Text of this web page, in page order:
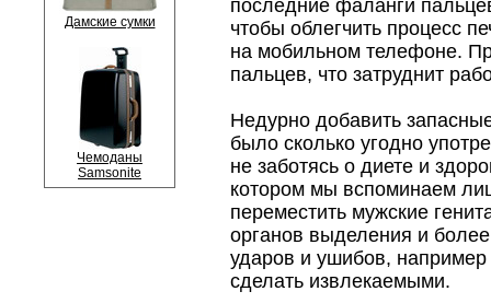
Дамские сумки
Чемоданы
Samsonite
последние фаланги
чтобы облегчить процесс
на мобильном телефоне.
пальцев, что затруднит
Недурно добавить
было сколько угодно
не заботясь о диете и
котором мы вспоминаем
переместить мужские
органов выделения и
ударов и ушибов,
сделать извлекаемыми.